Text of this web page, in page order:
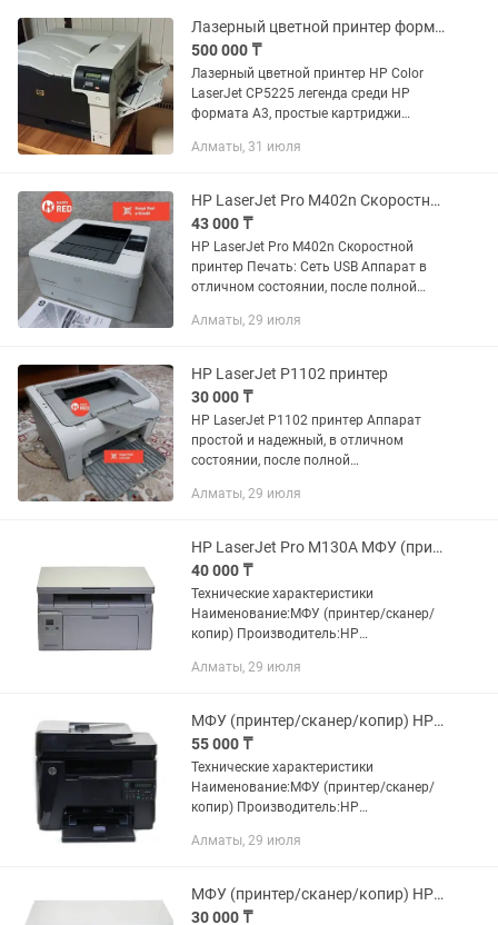
Лазерный цветной принтер формата A3 HP Color LaserJet CP5225
500 000 ₸
Лазерный цветной принтер HP Color
LaserJet CP5225 легенда среди HP
формата А3, простые картриджи
дорогой сервис , и неприхотливость
Алматы, 31 июля
HP LaserJet Pro M402n Скоростной принтер
43 000 ₸
HP LaserJet Pro M402n Скоростной
принтер Печать: Сеть USB Аппарат в
отличном состоянии, после полной
заправленный картридж и все провода
Алматы, 29 июля
HP LaserJet P1102 принтер
30 000 ₸
HP LaserJet P1102 принтер Аппарат
простой и надежный, в отличном
состоянии, после полной
отлично. В комплекте заправленный
питание....
Алматы, 29 июля
HP LaserJet Pro M130A МФУ (принтер/сканер/копир) Лазерная (чб) A4
40 000 ₸
Технические характеристики
Наименование:МФУ (принтер/сканер/
копир) Производитель:HP
печати:Лазерная (чб) Формат:A4
Алматы, 29 июля
МФУ (принтер/сканер/копир) HP LaserJet Pro M225dn Лазерная (чб) A4
55 000 ₸
Технические характеристики
Наименование:МФУ (принтер/сканер/
копир) Производитель:HP
Технология печати:Лазерная (чб)
печати:26...
Алматы, 29 июля
МФУ (принтер/сканер/копир) HP LaserJet Pro M1132MFP Лазерная (чб) A4
30 000 ₸